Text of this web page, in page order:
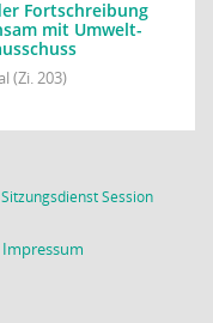
Fortschreibung
mit Umwelt-
(Zi. 203)
SitzungsdienstSession(Wird in
Impressum